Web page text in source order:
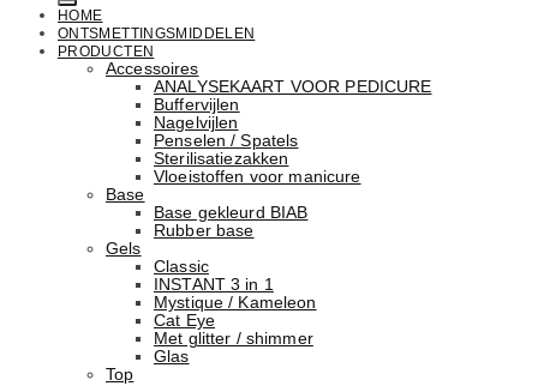
HOME
ONTSMETTINGSMIDDELEN
PRODUCTEN
Accessoires
ANALYSEKAART VOOR PEDICURE
Buffervijlen
Nagelvijlen
Penselen / Spatels
Sterilisatiezakken
Vloeistoffen voor manicure
Base
Basе gekleurd BIAB
Rubber basе
Gels
Classic
INSTANT 3 in 1
Mystique / Kameleon
Cat Eye
Met glitter / shimmer
Glas
Top